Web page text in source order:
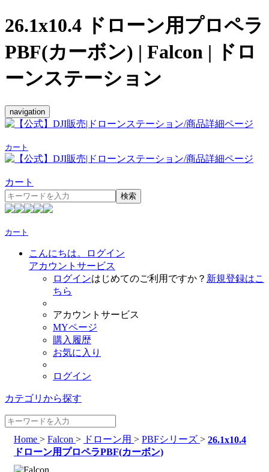
26.1x10.4 ドローン用プロペラ
PBF(カーボン) | Falcon | ドロ
ーンステーション
navigation
カート
カート
検索
カート
こんにちは。ログイン
アカウントサービス
ログインはじめてのご利用ですか？ 新規登録はこ
ちら
アカウントサービス
MYページ
購入履歴
お気に入り
ログイン
カテゴリから探す
Home > Falcon > ドローン用 > PBFシリーズ > 26.1x10.4
ドローン用プロペラPBF(カーボン)